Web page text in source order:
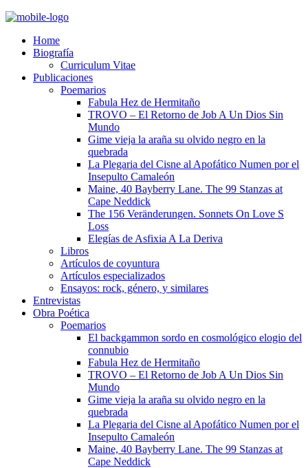
Home
Biografía
Curriculum Vitae​
Publicaciones
Poemarios
Fabula Hez de Hermitaño
TROVO – El Retorno de Job A Un Dios Sin
Mundo
Gime vieja la araña su olvido negro en la
quebrada
La Plegaria del Cisne al Apofático Numen por el
Insepulto Camaleón
Maine, 40 Bayberry Lane. The 99 Stanzas at
Cape Neddick
The 156 Veränderungen. Sonnets On Love S
Loss
Elegías de Asfixia A La Deriva
Libros
Artículos de coyuntura
Artículos especializados
Ensayos: rock, género, y similares
Entrevistas
Obra Poética
Poemarios
El backgammon sordo en cosmológico elogio del
connubio
Fabula Hez de Hermitaño
TROVO – El Retorno de Job A Un Dios Sin
Mundo
Gime vieja la araña su olvido negro en la
quebrada
La Plegaria del Cisne al Apofático Numen por el
Insepulto Camaleón
Maine, 40 Bayberry Lane. The 99 Stanzas at
Cape Neddick